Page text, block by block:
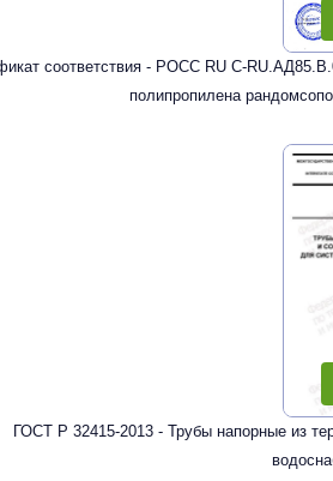
соответствия - РОСС RU С-
полипропилена
ГОСТ Р 32415-2013 - Трубы напорные из